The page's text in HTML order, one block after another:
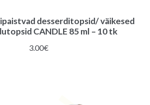
desserditopsid/ väikesed
CANDLE 85 ml – 10 tk
3.00€